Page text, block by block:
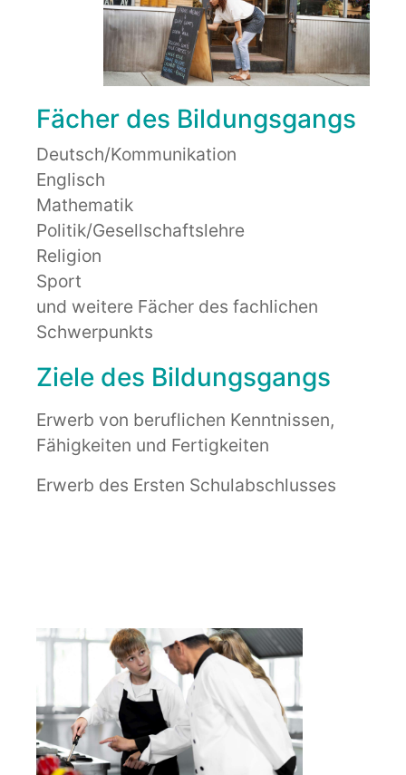
Fächer des Bildungsgangs
Deutsch/Kommunikation
Englisch
Mathematik
Politik/Gesellschaftslehre
Religion
Sport
und weitere Fächer des fachlichen
Schwerpunkts
Ziele des Bildungsgangs
Erwerb von beruflichen Kenntnissen,
Fähigkeiten und Fertigkeiten
Erwerb des Ersten Schulabschlusses